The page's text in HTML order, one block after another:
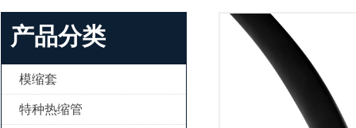
产品分类
模缩套
特种热缩管